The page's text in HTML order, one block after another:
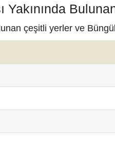
Yakınında
çeşitli yerler ve